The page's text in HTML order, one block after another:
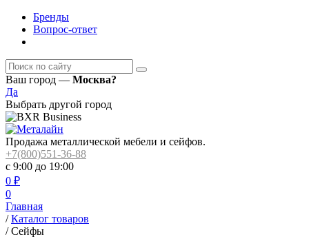
Бренды
Вопрос-ответ
Ваш город — Москва?
Да
Выбрать другой город
Продажа металлической мебели и сейфов.
+7(800)551-36-88
с 9:00 до 19:00
0 ₽
0
Главная
/ Каталог товаров
/ Сейфы